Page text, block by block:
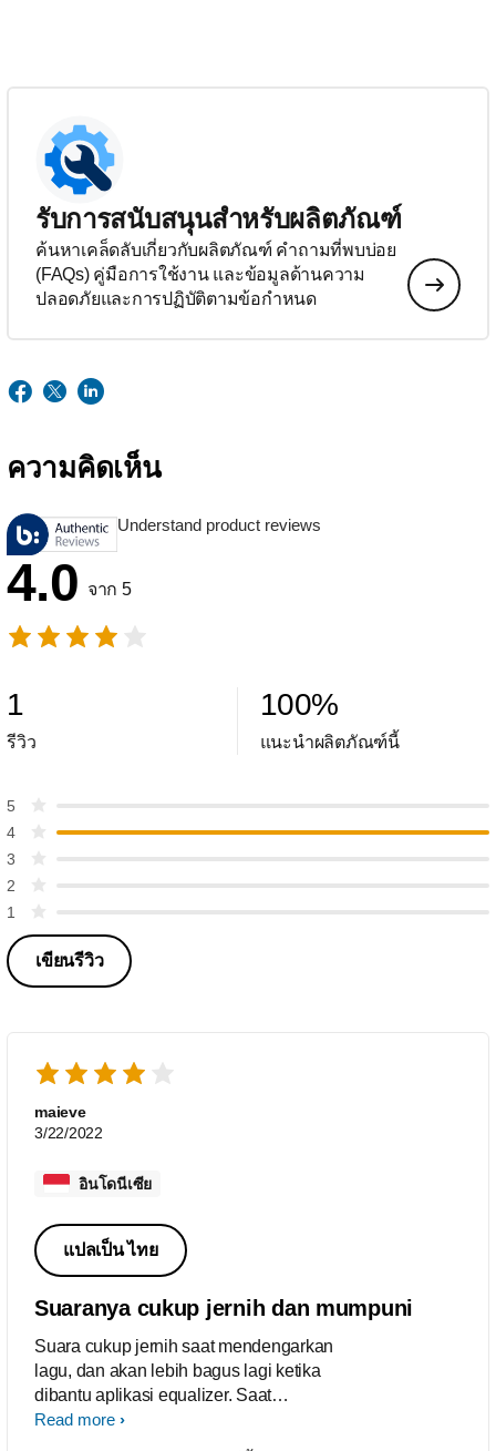
รับการสนับสนุนสำหรับผลิตภัณฑ์
ค้นหาเคล็ดลับเกี่ยวกับผลิตภัณฑ์ คำถามที่พบบ่อย
(FAQs) คู่มือการใช้งาน และข้อมูลด้านความ
ปลอดภัยและการปฏิบัติตามข้อกำหนด
ความคิดเห็น
Understand product reviews
4.0 จาก 5
1
รีวิว
100%
แนะนำผลิตภัณฑ์นี้
5
4
3
2
1
เขียนรีวิว
maieve
3/22/2022
อินโดนีเซีย
แปลเป็น ไทย
Suaranya cukup jernih dan mumpuni
Suara cukup jernih saat mendengarkan
lagu, dan akan lebih bagus lagi ketika
dibantu aplikasi equalizer. Saat
digunakan untuk menelpon pun
Read more